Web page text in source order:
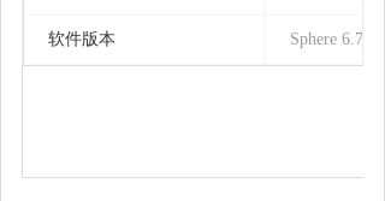
软件版本 Sphere 6.7